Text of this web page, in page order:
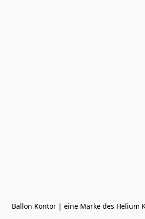
Ballon Kontor | eine Marke des Helium